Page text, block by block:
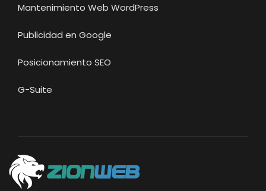
Mantenimiento Web WordPress
Publicidad en Google
Posicionamiento SEO
G-Suite